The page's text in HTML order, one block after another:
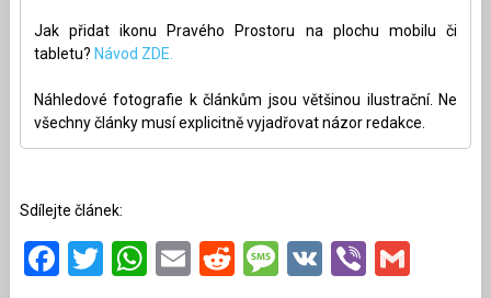
Jak přidat ikonu Pravého Prostoru na plochu mobilu či
tabletu? Návod ZDE.
Náhledové fotografie k článkům jsou většinou ilustrační. Ne
všechny články musí explicitně vyjadřovat názor redakce.
Sdílejte článek:
Facebook
Twitter
WhatsApp
EmailRedditMessage
VKViber